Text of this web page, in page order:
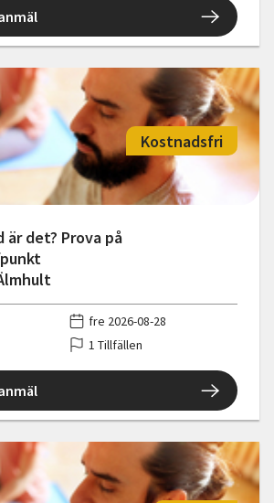
är det? Prova på
Kostnadsfri
fre 2026-08-28
1 Tillfällen